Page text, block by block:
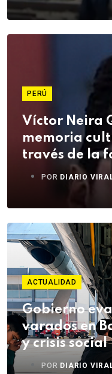
PERÚ
Víctor Neira
memoria
través de la
documental
POR DIARIO
ACTUALIDAD
Gobierno
varados en
y crisis social
POR DIARIO